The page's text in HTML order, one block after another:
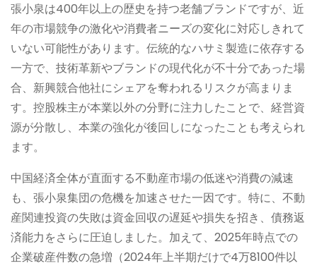
張小泉は400年以上の歴史を持つ老舗ブランドですが、近
年の市場競争の激化や消費者ニーズの変化に対応しきれて
いない可能性があります。伝統的なハサミ製造に依存する
一方で、技術革新やブランドの現代化が不十分であった場
合、新興競合他社にシェアを奪われるリスクが高まりま
す。控股株主が本業以外の分野に注力したことで、経営資
源が分散し、本業の強化が後回しになったことも考えられ
ます。
中国経済全体が直面する不動産市場の低迷や消費の減速
も、張小泉集団の危機を加速させた一因です。特に、不動
産関連投資の失敗は資金回収の遅延や損失を招き、債務返
済能力をさらに圧迫しました。加えて、2025年時点での
企業破産件数の急増（2024年上半期だけで4万8100件以